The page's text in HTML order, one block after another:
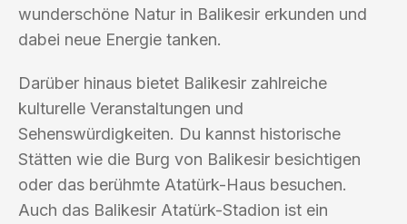
wunderschöne Natur in Balikesir erkunden und
dabei neue Energie tanken.
Darüber hinaus bietet Balikesir zahlreiche
kulturelle Veranstaltungen und
Sehenswürdigkeiten. Du kannst historische
Stätten wie die Burg von Balikesir besichtigen
oder das berühmte Atatürk-Haus besuchen.
Auch das Balikesir Atatürk-Stadion ist ein